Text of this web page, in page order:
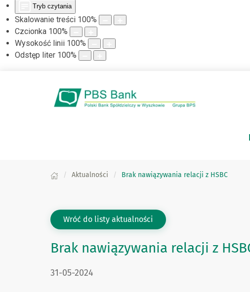
Tryb czytania
Skalowanie treści 100%
Czcionka 100%
Wysokość linii 100%
Odstęp liter 100%
Aktualności Brak nawiązywania relacji z HSBC
Wróć do listy aktualności
Brak nawiązywania relacji z
DATA PUBLIKACJI:
31-05-2024